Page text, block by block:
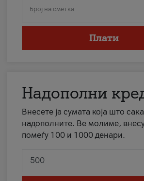
Број на сметка
Плати
Надополни
Внесете ја сумата која што
надополните. Ве молиме,
помеѓу 100 и 1000 денари.